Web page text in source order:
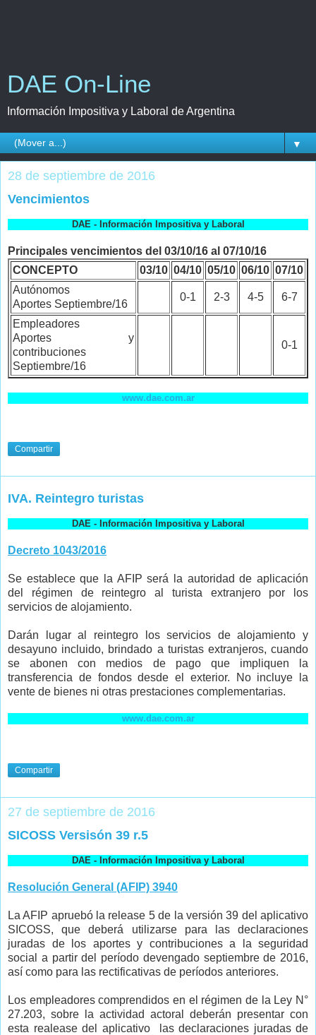
DAE On-Line
Información Impositiva y Laboral de Argentina
▼
28 de septiembre de 2016
Vencimientos
DAE - Información Impositiva y Laboral
Principales vencimientos del 03/10/16 al 07/10/16
CONCEPTO
03/10 04/10 05/10 06/10 07/10
Autónomos
Aportes Septiembre/16
0-1 2-3 4-5 6-7
Empleadores
Aportes y
contribuciones
Septiembre/16
0-1
www.dae.com.ar
Compartir
IVA. Reintegro turistas
DAE - Información Impositiva y Laboral
Decreto 1043/2016
Se establece que la AFIP será la autoridad de aplicación
del régimen de reintegro al turista extranjero por los
servicios de alojamiento.
Darán lugar al reintegro los servicios de alojamiento y
desayuno incluido, brindado a turistas extranjeros, cuando
se abonen con medios de pago que impliquen la
transferencia de fondos desde el exterior. No incluye la
vente de bienes ni otras prestaciones complementarias.
www.dae.com.ar
Compartir
27 de septiembre de 2016
SICOSS Versisón 39 r.5
DAE - Información Impositiva y Laboral
Resolución General (AFIP) 3940
La AFIP apruebó la release 5 de la versión 39 del aplicativo
SICOSS, que deberá utilizarse para las declaraciones
juradas de los aportes y contribuciones a la seguridad
social a partir del período devengado septiembre de 2016,
así como para las rectificativas de períodos anteriores.
Los empleadores comprendidos en el régimen de la Ley N°
27.203, sobre la actividad actoral deberán presentar con
esta realease del aplicativo las declaraciones juradas de